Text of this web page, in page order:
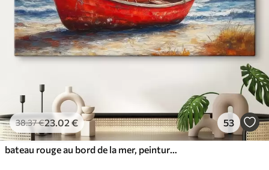
38.37€23.02 € 53
bateau rouge au bord de la mer, peinture à l'huile